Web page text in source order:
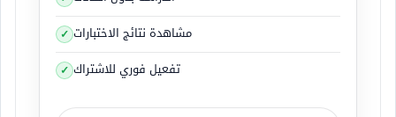
مشاهدة نتائج الاختبارات
تفعيل فوري للاشتراك